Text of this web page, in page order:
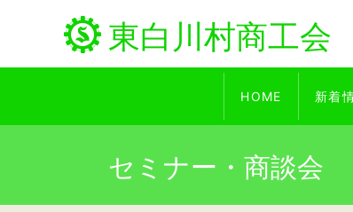
東白川村商工会
HOME 新着
セミナー・商談会